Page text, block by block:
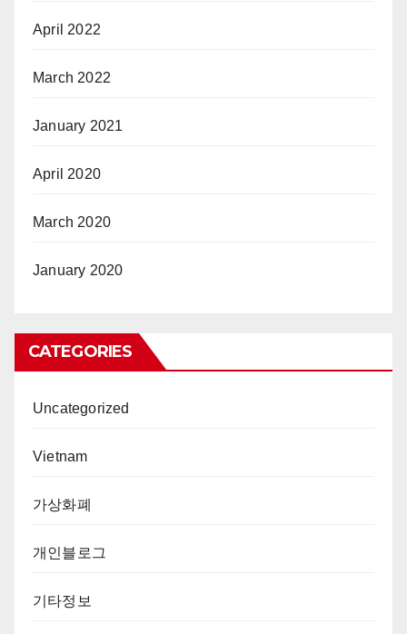
April 2022
March 2022
January 2021
April 2020
March 2020
January 2020
CATEGORIES
Uncategorized
Vietnam
가상화폐
개인블로그
기타정보